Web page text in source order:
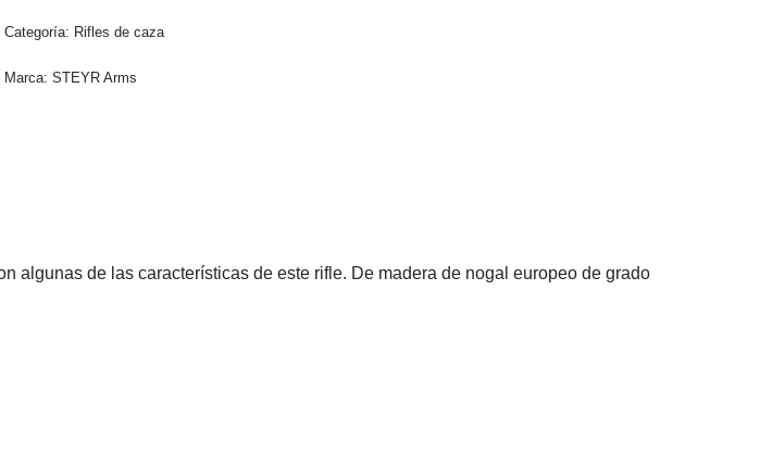
Categoría: Rifles de caza
Marca: STEYR Arms
algunas de las características de este rifle. De madera de nogal europeo de grado